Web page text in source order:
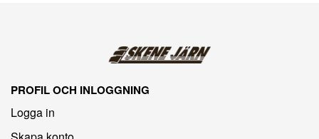
PROFIL OCH INLOGGNING
Logga in